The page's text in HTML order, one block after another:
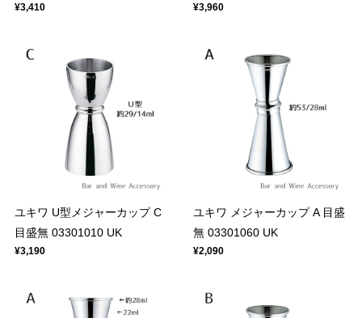
¥3,410 ¥3,960
ユキワ U型メジャーカップ C
目盛無 03301010 UK
¥3,190
ユキワ メジャーカップ A 目盛
無 03301060 UK
¥2,090